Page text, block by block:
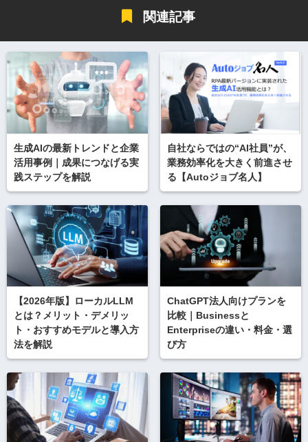
関連記事
生成AIの最新トレンドと企業
活用事例｜成果につなげる実
践ステップを解説
自社ならではの“AI社員”が、
業務効率化を大きく前進させ
る【Autoジョブ名人】
【2026年版】ローカルLLM
とは？メリット・デメリッ
ト・おすすめモデルと導入方
法を解説
ChatGPT法人向けプランを
比較｜Businessと
Enterpriseの違い・料金・選
び方